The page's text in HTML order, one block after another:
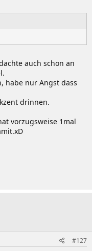
auch schon an
habe nur Angst dass
drinnen.
vorzugsweise 1mal
#127